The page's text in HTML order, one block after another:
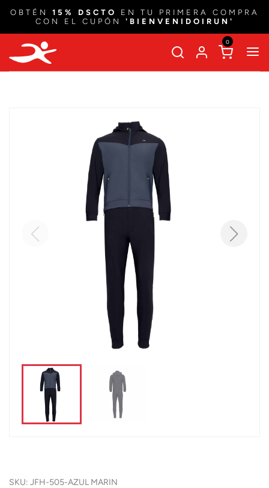
OBTÉN 15% DSCTO
EN TU PRIMERA COMPRA
CON EL CUPÓN 'BIENVENIDOIRUN'
0
SKU: JFH-505-AZUL MARIN